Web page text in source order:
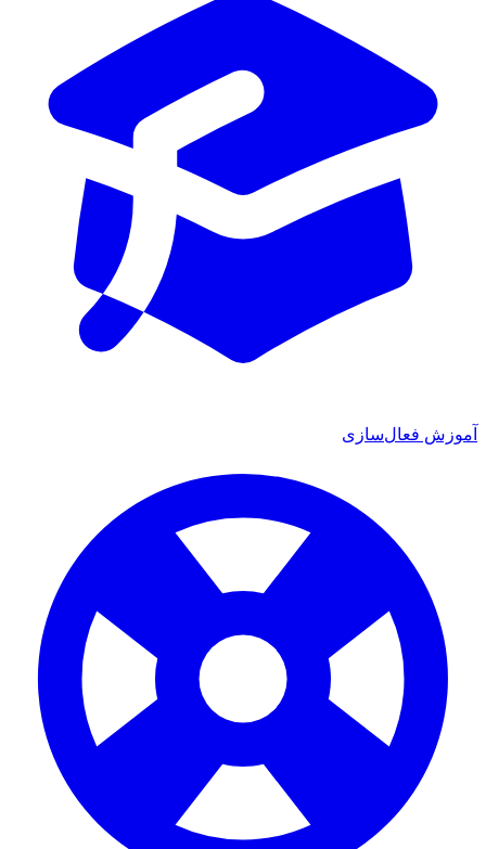
آموزش فعال‌سازی